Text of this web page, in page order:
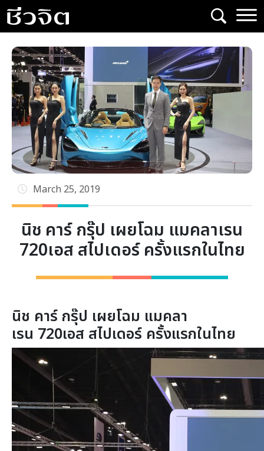
Skip
to
content
March 25, 2019
นิช คาร์ กรุ๊ป เผยโฉม แมคลาเรน
720เอส สไปเดอร์ ครั้งแรกในไทย
นิช คาร์ กรุ๊ป เผยโฉม แมคลา
เรน 720เอส สไปเดอร์ ครั้งแรกในไทย